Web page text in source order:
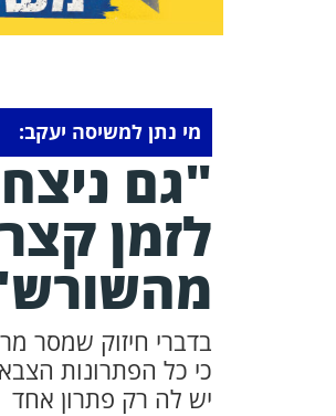
מי נתן למשיסה יעקב:
"גם
לזמן
בדברי חיזוק שמסר
כי כל הפתרונות
יש לה רק פתרון אחד